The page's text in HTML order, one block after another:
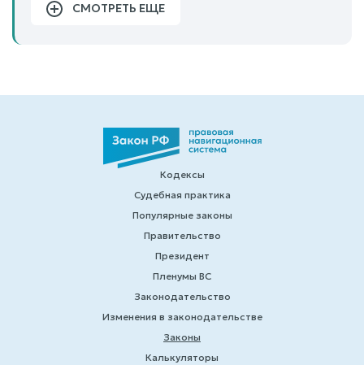
СМОТРЕТЬ ЕЩЕ
Кодексы
Судебная практика
Популярные законы
Правительство
Президент
Пленумы ВС
Законодательство
Изменения в законодательстве
Законы
Калькуляторы